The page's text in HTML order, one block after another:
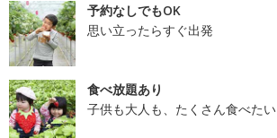
予約なしでもOK
思い立ったらすぐ出発
食べ放題あり
子供も大人も、たくさん食べたい